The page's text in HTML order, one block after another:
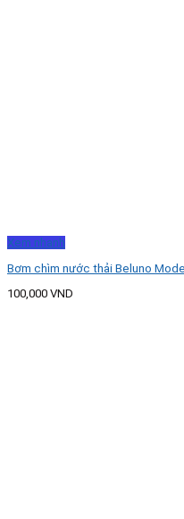
Xem nhanh
Bơm chìm nước thải Beluno
100,000 VND